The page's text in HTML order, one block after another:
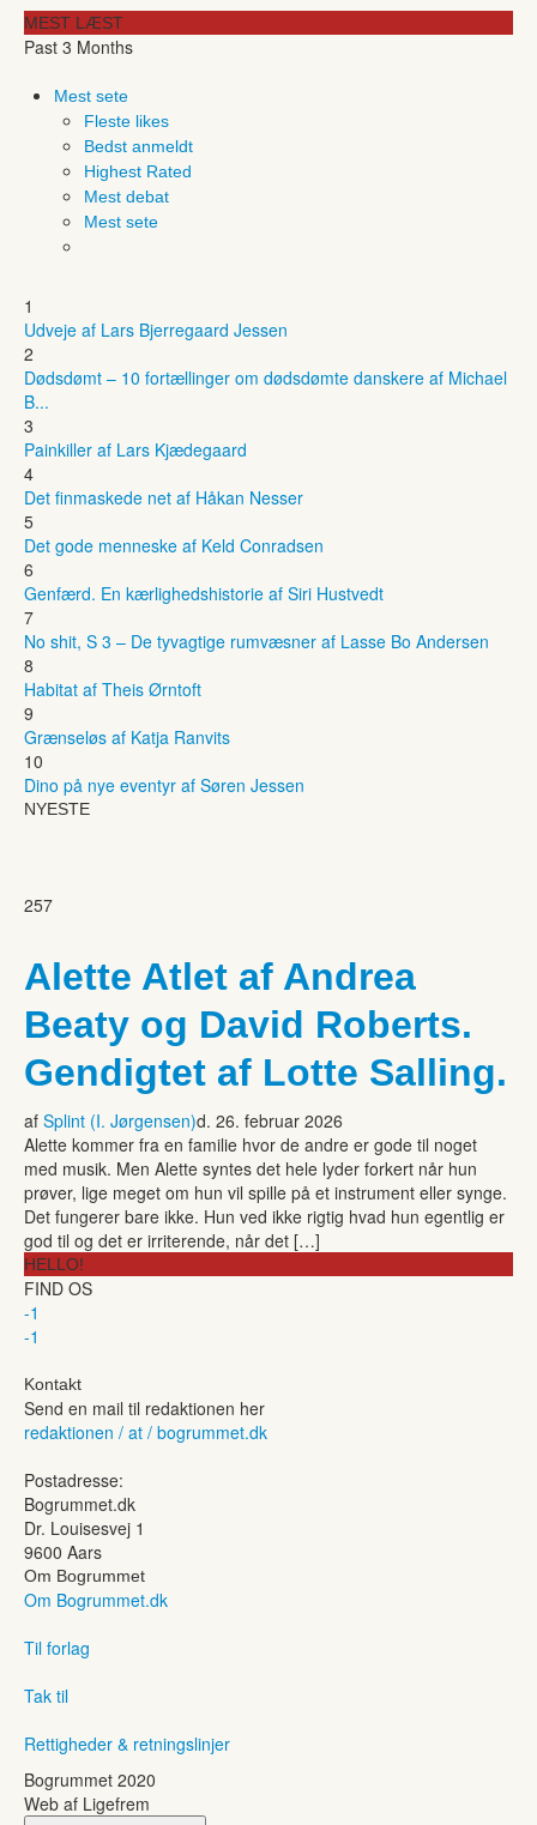
MEST LÆST
Past 3 Months
Mest sete
Fleste likes
Bedst anmeldt
Highest Rated
Mest debat
Mest sete
1
Udveje af Lars Bjerregaard Jessen
2
Dødsdømt – 10 fortællinger om dødsdømte danskere af Michael
B...
3
Painkiller af Lars Kjædegaard
4
Det finmaskede net af Håkan Nesser
5
Det gode menneske af Keld Conradsen
6
Genfærd. En kærlighedshistorie af Siri Hustvedt
7
No shit, S 3 – De tyvagtige rumvæsner af Lasse Bo Andersen
8
Habitat af Theis Ørntoft
9
Grænseløs af Katja Ranvits
10
Dino på nye eventyr af Søren Jessen
NYESTE
257
Alette Atlet af Andrea
Beaty og David Roberts.
Gendigtet af Lotte Salling.
af Splint (I. Jørgensen)d. 26. februar 2026
Alette kommer fra en familie hvor de andre er gode til noget
med musik. Men Alette syntes det hele lyder forkert når hun
prøver, lige meget om hun vil spille på et instrument eller synge.
Det fungerer bare ikke. Hun ved ikke rigtig hvad hun egentlig er
god til og det er irriterende, når det […]
HELLO!
FIND OS
-1
-1
Kontakt
Send en mail til redaktionen her
redaktionen / at / bogrummet.dk
Postadresse:
Bogrummet.dk
Dr. Louisesvej 1
9600 Aars
Om Bogrummet
Om Bogrummet.dk
Til forlag
Tak til
Rettigheder & retningslinjer
Bogrummet 2020
Web af Ligefrem